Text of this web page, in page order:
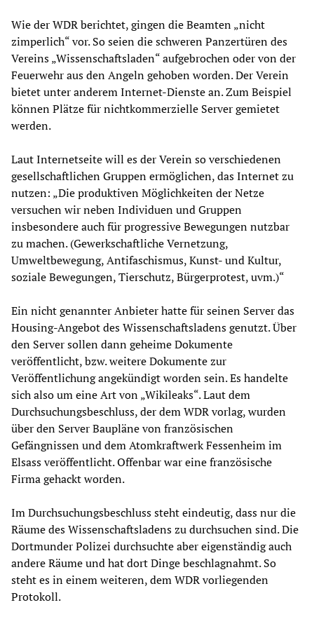
Wie der WDR berichtet, gingen die Beamten „nicht
zimperlich“ vor. So seien die schweren Panzertüren des
Vereins „Wissenschaftsladen“ aufgebrochen oder von der
Feuerwehr aus den Angeln gehoben worden. Der Verein
bietet unter anderem Internet-Dienste an. Zum Beispiel
können Plätze für nichtkommerzielle Server gemietet
werden.
Laut Internetseite will es der Verein so verschiedenen
gesellschaftlichen Gruppen ermöglichen, das Internet zu
nutzen: „Die produktiven Möglichkeiten der Netze
versuchen wir neben Individuen und Gruppen
insbesondere auch für progressive Bewegungen nutzbar
zu machen. (Gewerkschaftliche Vernetzung,
Umweltbewegung, Antifaschismus, Kunst- und Kultur,
soziale Bewegungen, Tierschutz, Bürgerprotest, uvm.)“
Ein nicht genannter Anbieter hatte für seinen Server das
Housing-Angebot des Wissenschaftsladens genutzt. Über
den Server sollen dann geheime Dokumente
veröffentlicht, bzw. weitere Dokumente zur
Veröffentlichung angekündigt worden sein. Es handelte
sich also um eine Art von „Wikileaks“. Laut dem
Durchsuchungsbeschluss, der dem WDR vorlag, wurden
über den Server Baupläne von französischen
Gefängnissen und dem Atomkraftwerk Fessenheim im
Elsass veröffentlicht. Offenbar war eine französische
Firma gehackt worden.
Im Durchsuchungsbeschluss steht eindeutig, dass nur die
Räume des Wissenschaftsladens zu durchsuchen sind. Die
Dortmunder Polizei durchsuchte aber eigenständig auch
andere Räume und hat dort Dinge beschlagnahmt. So
steht es in einem weiteren, dem WDR vorliegenden
Protokoll.